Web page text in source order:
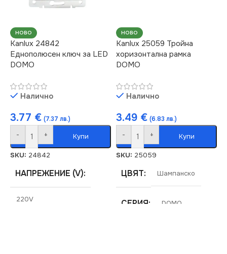
РОЗЕТКА
За Интернет RJ45
НОВО
Kanlux 24842
Еднополюсен ключ за LED
DOMO
Налично
3.77 € (7.37 лв.)
- + Купи
SKU: 24842
НАПРЕЖЕНИЕ (V)
220V
НОВО
Kanlux 25059 Тройна
хоризонтална рамка
DOMO
Налично
3.49 € (6.83 лв.)
- + Купи
SKU: 25059
ЦВЯТ Шампанско
СЕРИЯ DOMO